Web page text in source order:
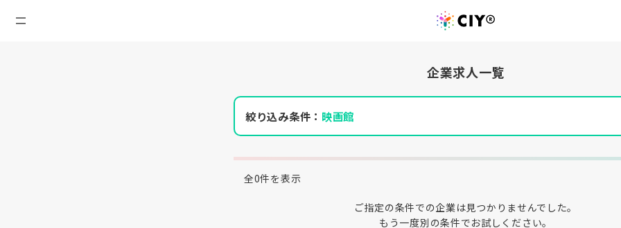
企業求人一覧
絞り込み条件： 映画館
全0件を表示
ご指定の条件での企業は見つかりませんでした。
もう一度別の条件でお試しください。